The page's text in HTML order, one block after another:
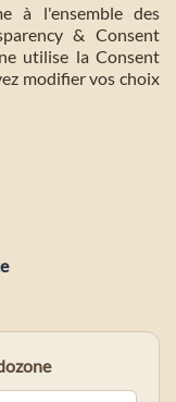
à l'ensemble des
& Consent
utilise la Consent
modifier vos choix